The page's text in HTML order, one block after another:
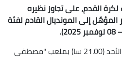
القدم، على تجاوز نظيره
المؤهّل إلى المونديال القادم لفئة
وستقام المواجهة ليلة هذا الأحد (21.00 سا) بملعب "مصطفى